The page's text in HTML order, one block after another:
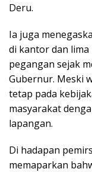
Deru.
Ia juga
di kantor dan
pegangan sejak
Gubernur. Meski
tetap pada
masyarakat
lapangan.
Di hadapan
memaparkan